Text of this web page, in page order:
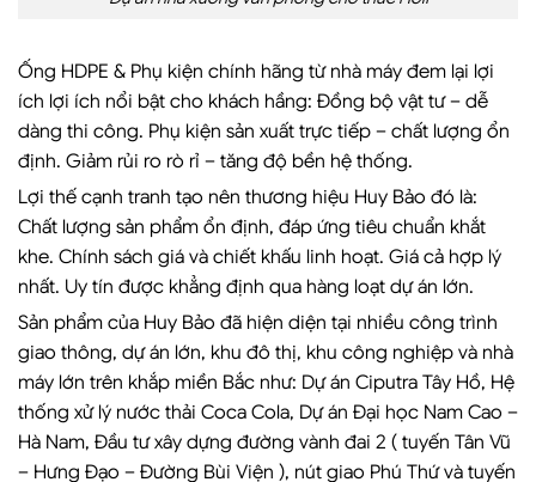
Ống HDPE & Phụ kiện chính hãng từ nhà máy đem lại lợi
ích lợi ích nổi bật cho khách hầng: Đồng bộ vật tư – dễ
dàng thi công. Phụ kiện sản xuất trực tiếp – chất lượng ổn
định. Giảm rủi ro rò rỉ – tăng độ bền hệ thống.
Lợi thế cạnh tranh tạo nên thương hiệu Huy Bảo đó là:
Chất lượng sản phẩm ổn định, đáp ứng tiêu chuẩn khắt
khe. Chính sách giá và chiết khấu linh hoạt. Giá cả hợp lý
nhất. Uy tín được khẳng định qua hàng loạt dự án lớn.
Sản phẩm của Huy Bảo đã hiện diện tại nhiều công trình
giao thông, dự án lớn, khu đô thị, khu công nghiệp và nhà
máy lớn trên khắp miền Bắc như: Dự án Ciputra Tây Hồ, Hệ
thống xử lý nước thải Coca Cola, Dự án Đại học Nam Cao –
Hà Nam, Đầu tư xây dựng đường vành đai 2 ( tuyến Tân Vũ
– Hưng Đạo – Đường Bùi Viện ), nút giao Phú Thứ và tuyến